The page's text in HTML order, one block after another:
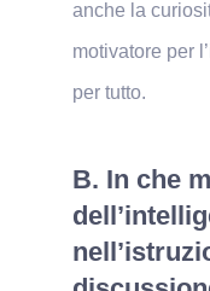
anche la
motivatore per
per tutto.
B. In che